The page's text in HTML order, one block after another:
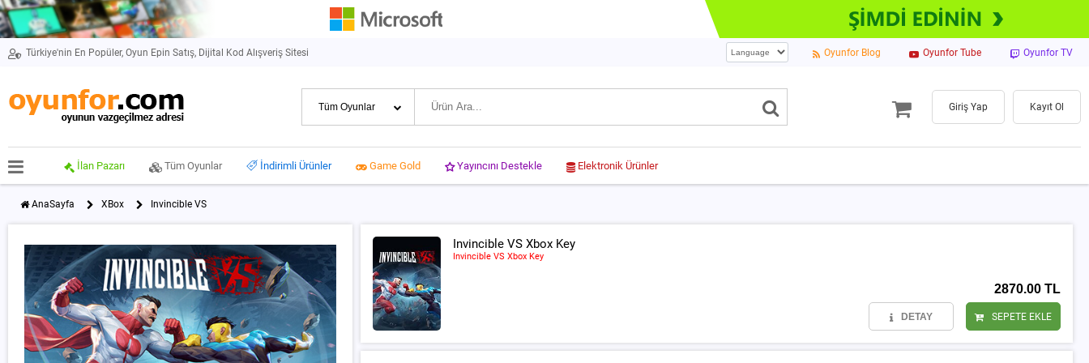
Türkiye'nin En Popüler, Oyun Epin Satış, Dijital Kod Alışveriş Sitesi Oyunfor Blog Oyunfor Tube Oyunfor TV
Giriş Yap Kayıt Ol
İlan Pazarı Tüm Oyunlar İndirimli Ürünler Game Gold Yayıncını Destekle Elektronik Ürünler
AnaSayfa XBox Invincible VS
Invincible VS Xbox Key
Invincible VS Xbox Key
2870.00 TL
DETAY SEPETE EKLE